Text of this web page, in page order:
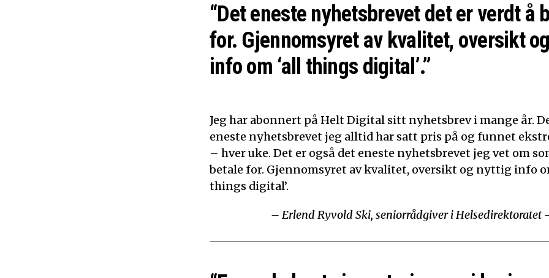
“Det eneste nyhetsbrevet det er verdt å
for. Gjennomsyret av kvalitet, oversikt
info om ‘all things digital’.”
Jeg har abonnert på Helt Digital sitt nyhetsbrev i mange år.
eneste nyhetsbrevet jeg alltid har satt pris på og funnet
– hver uke. Det er også det eneste nyhetsbrevet jeg vet om
betale for. Gjennomsyret av kvalitet, oversikt og nyttig info
things digital’.
– Erlend Ryvold Ski, seniorrådgiver i Helsedirektoratet